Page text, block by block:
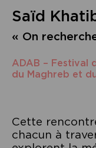
Saïd
« On
ADAB – Festival
du Maghreb et
Cette
chacun à